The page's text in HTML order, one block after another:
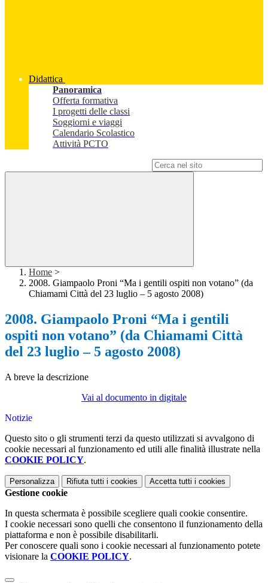
Didattica
Panoramica
Offerta formativa
I progetti delle classi
Soggiorni e viaggi
Calendario Scolastico
Attività PCTO
Home >
2008. Giampaolo Proni “Ma i gentili ospiti non votano” (da
Chiamami Città del 23 luglio – 5 agosto 2008)
2008. Giampaolo Proni “Ma i gentili
ospiti non votano” (da Chiamami Città
del 23 luglio – 5 agosto 2008)
A breve la descrizione
Vai al documento in digitale
Notizie
Questo sito o gli strumenti terzi da questo utilizzati si avvalgono di
cookie necessari al funzionamento ed utili alle finalità illustrate nella
COOKIE POLICY.
Personalizza Rifiuta tutti i cookies Accetta tutti i cookies
Gestione cookie
In questa schermata è possibile scegliere quali cookie consentire.
I cookie necessari sono quelli che consentono il funzionamento della
piattaforma e non è possibile disabilitarli.
Per conoscere quali sono i cookie necessari al funzionamento potete
visionare la COOKIE POLICY.